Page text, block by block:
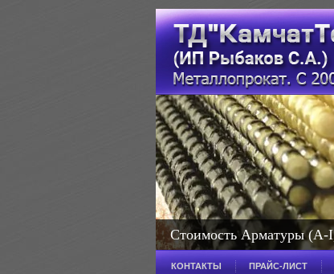
Стоимость Арматуры (А-
КОНТАКТЫ ПРАЙС-ЛИСТ